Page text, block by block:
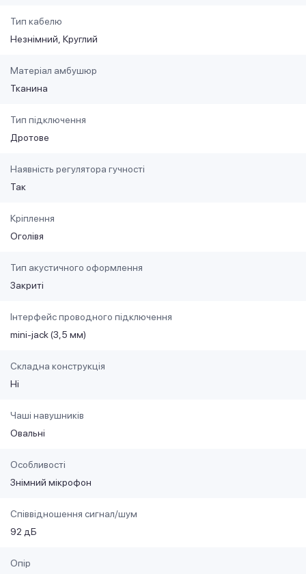
Тип кабелю
Незнімний Круглий
Матеріал амбушюр
Тканина
Тип підключення
Дротове
Наявність регулятора гучності
Так
Кріплення
Оголівя
Тип акустичного оформлення
Закриті
Інтерфейс проводного підключення
mini-jack (3,5 мм)
Складна конструкція
Ні
Чаші навушників
Овальні
Особливості
Знімний мікрофон
Співвідношення сигнал/шум
92 дБ
Опір